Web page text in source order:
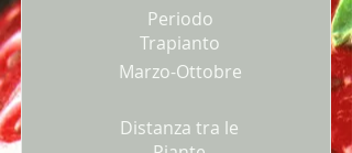
Periodo
Trapianto
Marzo-Ottobre
Distanza tra le